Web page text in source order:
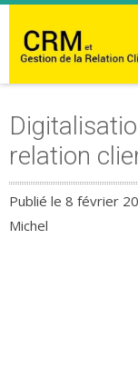
relation
Publié le 8 février
Michel